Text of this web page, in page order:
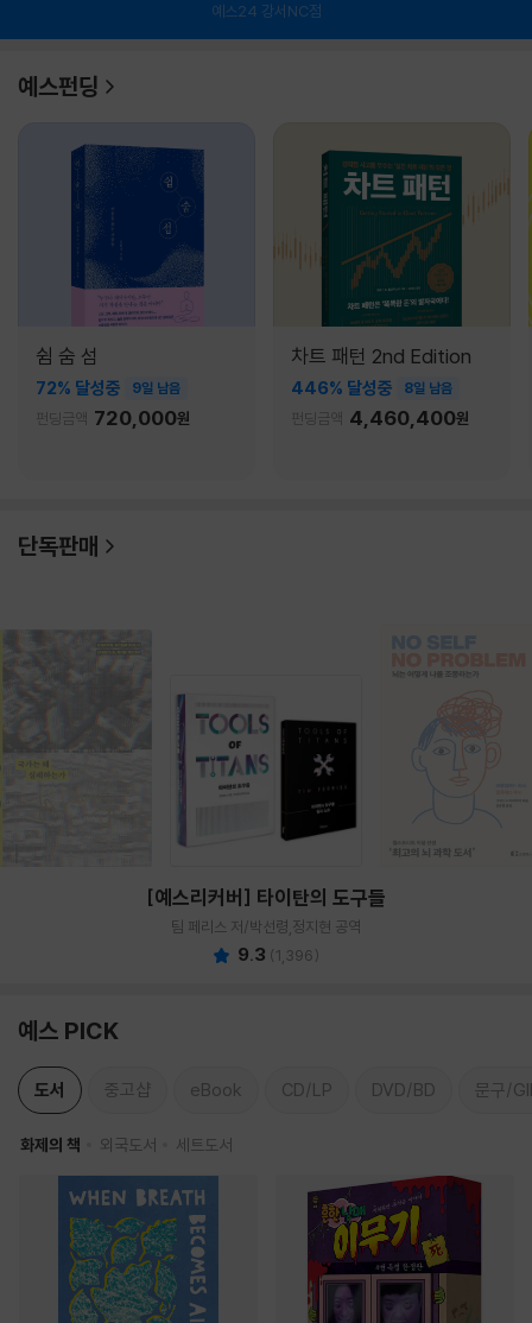
예스24 강서NC점
예스펀딩
쉼 숨 섬
72% 달성중 9일 남음
펀딩금액 720,000원
차트 패턴 2nd Edition
446% 달성중 8일 남음
펀딩금액 4,460,400원
단독판매
[예스리커버] 타이탄의 도구들
팀 페리스 저/박선령,정지현 공역
9.3 (1,396)
예스 PICK
도서 중고샵 eBook CD/LP DVD/BD 문구/
화제의 책 외국도서 세트도서